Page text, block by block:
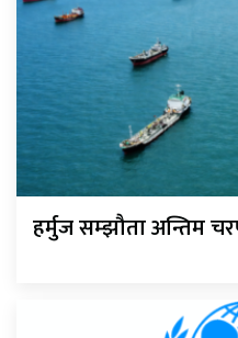
हर्मुज सम्झौता अन्तिम